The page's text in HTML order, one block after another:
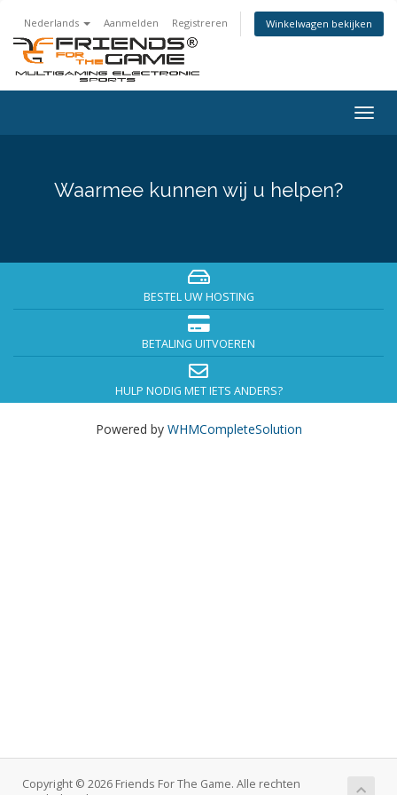
Nederlands Aanmelden Registreren Winkelwagen bekijken
in-/
Waarmee kunnen wij u helpen?
BESTEL UW HOSTING
BETALING UITVOEREN
HULP NODIG MET IETS ANDERS?
Powered by WHMCompleteSolution
Copyright © 2026 Friends For The Game. Alle rechten